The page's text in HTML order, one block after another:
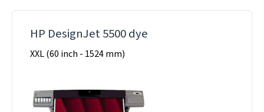
HP DesignJet 5500 dye
XXL (60 inch - 1524 mm)